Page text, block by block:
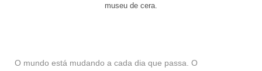
museu de cera.
O mundo está mudando a cada dia que passa. O